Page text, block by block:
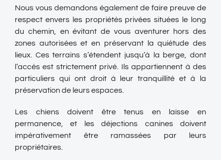
Nous vous demandons également de faire preuve de
respect envers les propriétés privées situées le long
du chemin, en évitant de vous aventurer hors des
zones autorisées et en préservant la quiétude des
lieux. Ces terrains s’étendent jusqu’à la berge, dont
l’accès est strictement privé. Ils appartiennent à des
particuliers qui ont droit à leur tranquillité et à la
préservation de leurs espaces.
Les chiens doivent être tenus en laisse en
permanence, et les déjections canines doivent
impérativement être ramassées par leurs
propriétaires.